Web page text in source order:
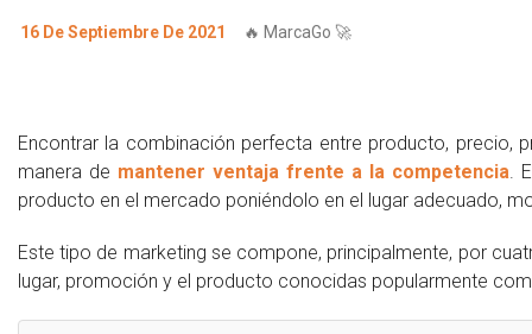
16 De Septiembre De 2021 🔥 MarcaGo 🚀
Encontrar la combinación perfecta entre producto, precio,
manera de mantener ventaja frente a la competencia.
producto en el mercado poniéndolo en el lugar adecuado,
Este tipo de marketing se compone, principalmente, por
lugar, promoción y el producto conocidas popularmente